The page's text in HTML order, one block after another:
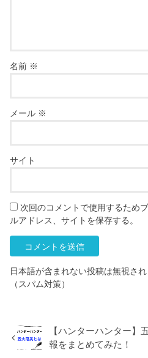
名前 ※
メール ※
サイト
次回のコメントで使用するため
ルアドレス、サイトを保存する。
日本語が含まれない投稿は無視さ
（スパム対策）
【ハンターハンター】
報をまとめてみた！